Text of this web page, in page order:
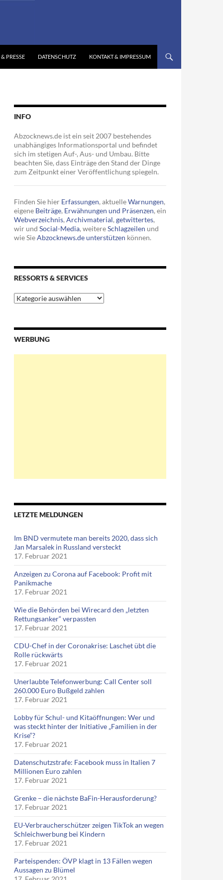
PRESSE DATENSCHUTZ KONTAKT & IMPRESSUM
INFO
Abzocknews.de ist ein seit 2007 bestehendes
unabhängiges Informationsportal und befindet
sich im stetigen Auf-, Aus- und Umbau. Bitte
beachten Sie, dass Einträge den Stand der Dinge
zum Zeitpunkt einer Veröffentlichung spiegeln.
Finden Sie hier Erfassungen, aktuelleWarnungen,
eigene Beiträge, Erwähnungen und Präsenzen, ein
Webverzeichnis, Archivmaterial, getwittertes,
wir und Social-Media, weitereSchlagzeilen und
wie SieAbzocknews.de unterstützen können.
RESSORTS & SERVICES
Ressorts
&
WERBUNG
LETZTE MELDUNGEN
Im BND vermutete man bereits 2020, dass sich
Jan Marsalek in Russland versteckt
17. Februar 2021
Anzeigen zu Corona auf Facebook: Profit mit
Panikmache
17. Februar 2021
Wie die Behörden bei Wirecard den „letzten
Rettungsanker“ verpassten
17. Februar 2021
CDU-Chef in der Coronakrise: Laschet übt die
Rolle rückwärts
17. Februar 2021
Unerlaubte Telefonwerbung: Call Center soll
260.000 Euro Bußgeld zahlen
17. Februar 2021
Lobby für Schul- und Kitaöffnungen: Wer und
was steckt hinter der Initiative „Familien in der
Krise“?
17. Februar 2021
Datenschutzstrafe: Facebook muss in Italien 7
Millionen Euro zahlen
17. Februar 2021
Grenke – die nächste BaFin-Herausforderung?
17. Februar 2021
EU-Verbraucherschützer zeigen TikTok an wegen
Schleichwerbung bei Kindern
17. Februar 2021
Parteispenden: ÖVP klagt in 13 Fällen wegen
Aussagen zu Blümel